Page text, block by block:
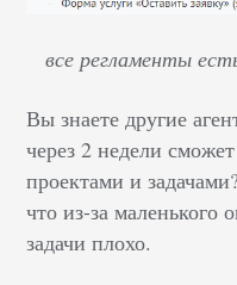
все регламенты
Вы знаете другие
через 2 недели
проектами и
что из-за маленького
задачи плохо.